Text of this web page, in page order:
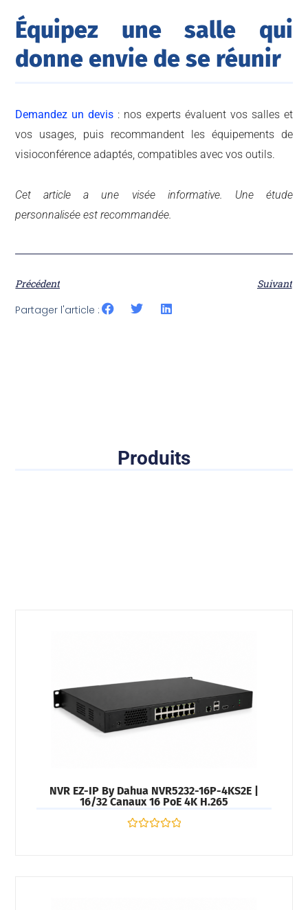
Équipez une salle qui
donne envie de se réunir
Demandez un devis : nos experts évaluent vos salles et
vos usages, puis recommandent les équipements de
visioconférence adaptés, compatibles avec vos outils.
Cet article a une visée informative. Une étude
personnalisée est recommandée.
Précédent Suivant
Partager l'article :
Produits
NVR EZ-IP By Dahua NVR5232-16P-4KS2E |
16/32 Canaux 16 PoE 4K H.265